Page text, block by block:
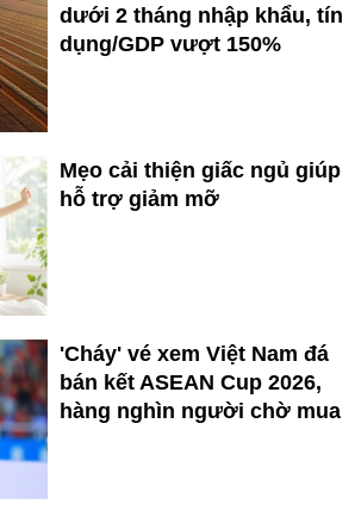
dưới 2 tháng nhập khẩu, tín
dụng/GDP vượt 150%
Mẹo cải thiện giấc ngủ giúp
hỗ trợ giảm mỡ
'Cháy' vé xem Việt Nam đá
bán kết ASEAN Cup 2026,
hàng nghìn người chờ mua